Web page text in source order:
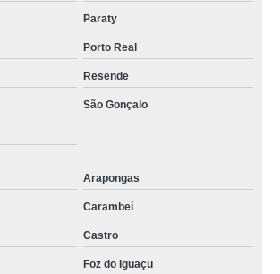
Paraty
Porto Real
Resende
São Gonçalo
Arapongas
Carambeí
Castro
Foz do Iguaçu